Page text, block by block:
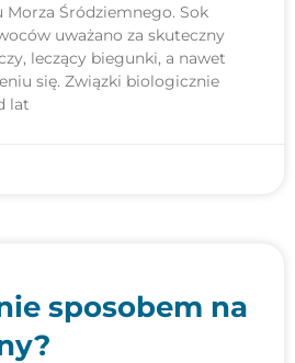
Śródziemnego. Sok
uważano za skuteczny
leczący biegunki, a nawet
się. Związki biologicznie
lat
sposobem na